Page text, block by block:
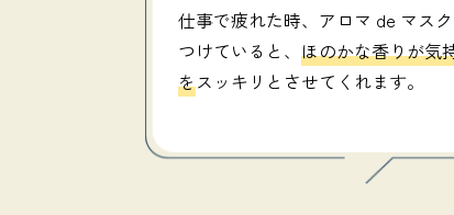
仕事で疲れた時、アロマ de マス
つけていると、 ほのかな香りが気
をスッキリとさせてくれます。